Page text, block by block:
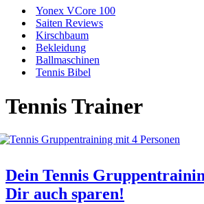
Yonex VCore 100
Saiten Reviews
Kirschbaum
Bekleidung
Ballmaschinen
Tennis Bibel
Tennis Trainer
Dein Tennis
Dir auch sparen!